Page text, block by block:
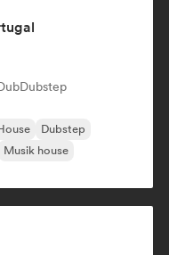
Dubstep
Dubstep
Musik house